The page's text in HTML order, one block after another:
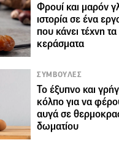
Φρουί και μαρόν
ιστορία σε ένα
που κάνει τέχνη
κεράσματα
ΣΥΜΒΟΥΛΕΣ
Το έξυπνο και
κόλπο για να
αυγά σε
δωματίου